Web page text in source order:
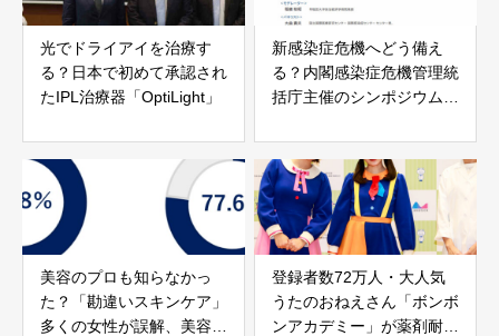
光でドライアイを治療す
る？日本で初めて承認され
たIPL治療器「OptiLight」
新感染症危機へどう備え
る？内閣感染症危機管理統
括庁主催のシンポジウム開
美容のプロも知らなかっ
た？「勘違いスキンケア」
多くの女性が誤解、美容医
登録者数72万人・大人気
うたのおねえさん「ボンボ
ンアカデミー」が薬剤耐性